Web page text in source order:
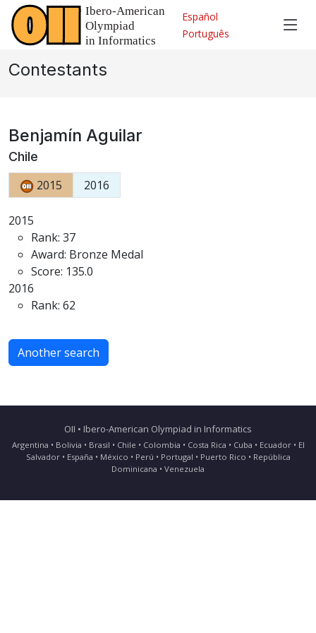
Español
Português
Contestants
Benjamín Aguilar
Chile
2015 2016
2015
Rank: 37
Award: Bronze Medal
Score: 135.0
2016
Rank: 62
Another search
OII • Ibero-American Olympiad in Informatics
Argentina • Bolivia • Brasil • Chile • Colombia • Costa Rica • Cuba • Ecuador • El
Salvador • España • México • Perú • Portugal • Puerto Rico • República
Dominicana • Venezuela